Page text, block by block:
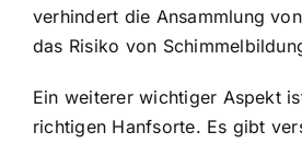
verhindert die Ansammlung
das Risiko von
Ein weiterer wichtiger Aspekt
richtigen Hanfsorte. Es gibt